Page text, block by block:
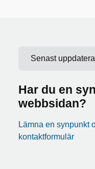
Senast
Har du en
webbsidan?
Lämna en synpunkt
kontaktformulär